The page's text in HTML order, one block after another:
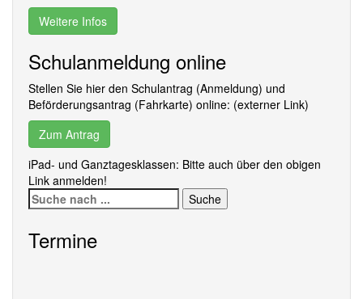
Weitere Infos
Schulanmeldung online
Stellen Sie hier den Schulantrag (Anmeldung) und
Beförderungsantrag (Fahrkarte) online: (externer Link)
Zum Antrag
iPad- und Ganztagesklassen: Bitte auch über den obigen
Link anmelden!
Suche
nach:
Termine